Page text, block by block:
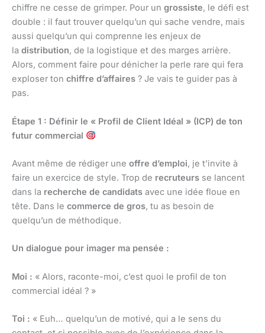
chiffre ne cesse de grimper. Pour un grossiste, le défi est
double : il faut trouver quelqu’un qui sache vendre, mais
aussi quelqu’un qui comprenne les enjeux de
la distribution, de la logistique et des marges arrière.
Alors, comment faire pour dénicher la perle rare qui fera
exploser ton chiffre d’affaires ? Je vais te guider pas à
pas.
Étape 1 : Définir le « Profil de Client Idéal » (ICP) de ton
futur commercial
Avant même de rédiger une offre d’emploi, je t’invite à
faire un exercice de style. Trop de recruteurs se lancent
dans la recherche de candidats avec une idée floue en
tête. Dans le commerce de gros, tu as besoin de
quelqu’un de méthodique.
Un dialogue pour imager ma pensée :
Moi : « Alors, raconte-moi, c’est quoi le profil de ton
commercial idéal ? »
Toi : « Euh… quelqu’un de motivé, qui a le sens du